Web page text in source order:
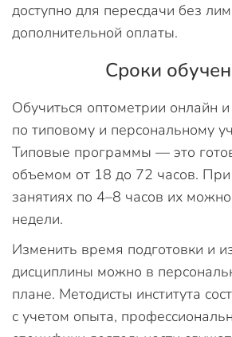
доступно для пересдачи без
дополнительной оплаты.
Сроки
Обучиться оптометрии онлайн
по типовому и персональному
Типовые программы — это
объемом от 18 до 72 часов.
занятиях по 4–8 часов их
недели.
Изменить время подготовки и
дисциплины можно в
плане. Методисты института
с учетом опыта,